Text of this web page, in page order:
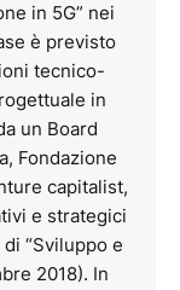
in 5G” nei
è previsto
tecnico-
in
un Board
Fondazione
capitalist,
e strategici
“Sviluppo e
2018). In